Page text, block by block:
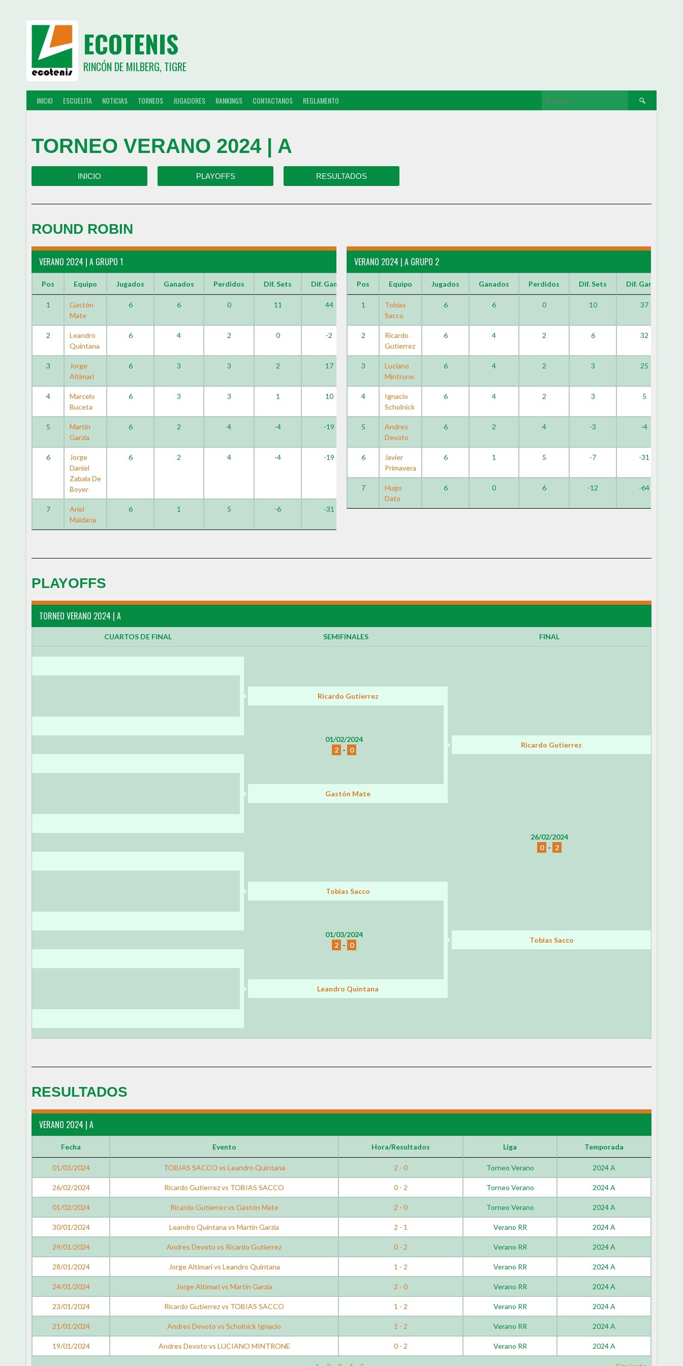
ECOTENIS
RINCÓN DE MILBERG, TIGRE
INICIO ESCUELITA NOTICIAS TORNEOS JUGADORES RANKINGS CONTACTANOS REGLAMENTO
TORNEO VERANO 2024 | A
INICIO PLAYOFFS RESULTADOS
ROUND ROBIN
VERANO 2024 | A GRUPO 1
Pos Equipo Jugados Ganados Perdidos Dif. Sets Dif. Games
1
Gastón
Mate
6 6 0 11 44
2
Leandro
Quintana
6 4 2 0 -2
3
Jorge
Altimari
6 3 3 2 17
4
Marcelo
Buceta
6 3 3 1 10
5
Martín
Garzia
6 2 4 -4 -19
6
Jorge
Daniel
Zabala De
Boyer
6 2 4 -4 -19
7
Ariel
Maidana
6 1 5 -6 -31
VERANO 2024 | A GRUPO 2
Pos Equipo Jugados Ganados Perdidos Dif. Sets Dif. Games
1
Tobias
Sacco
6 6 0 10 37
2
Ricardo
Gutierrez
6 4 2 6 32
3
Luciano
Mintrone
6 4 2 3 25
4
Ignacio
Scholnick
6 4 2 3 5
5
Andres
Devoto
6 2 4 -3 -4
6
Javier
Primavera
6 1 5 -7 -31
7
Hugo
Dato
6 0 6 -12 -64
PLAYOFFS
TORNEO VERANO 2024 | A
CUARTOS DE FINAL SEMIFINALES FINAL
Ricardo Gutierrez
01/02/2024
2 - 0
Ricardo Gutierrez
26/02/2024
0 - 2
Gastón Mate
Tobias Sacco
01/03/2024
2 - 0
Tobias Sacco
Leandro Quintana
RESULTADOS
VERANO 2024 | A
Fecha Evento Hora/Resultados Liga Temporada
01/03/2024 TOBIAS SACCO vs Leandro Quintana 2 - 0 Torneo Verano 2024 A
26/02/2024 Ricardo Gutierrez vs TOBIAS SACCO 0 - 2 Torneo Verano 2024 A
01/02/2024 Ricardo Gutierrez vs Gastón Mate 2 - 0 Torneo Verano 2024 A
30/01/2024 Leandro Quintana vs Martín Garzia 2 - 1 Verano RR 2024 A
29/01/2024 Andres Devoto vs Ricardo Gutierrez 0 - 2 Verano RR 2024 A
28/01/2024 Jorge Altimari vs Leandro Quintana 1 - 2 Verano RR 2024 A
24/01/2024 Jorge Altimari vs Martín Garzia 2 - 0 Verano RR 2024 A
23/01/2024 Ricardo Gutierrez vs TOBIAS SACCO 1 - 2 Verano RR 2024 A
21/01/2024 Andres Devoto vs Scholnick Ignacio 1 - 2 Verano RR 2024 A
19/01/2024 Andres Devoto vs LUCIANO MINTRONE 0 - 2 Verano RR 2024 A